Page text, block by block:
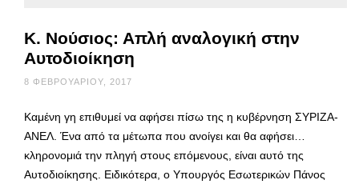
Κ. Νούσιος: Απλή αναλογική στην
Αυτοδιοίκηση
8 ΦΕΒΡΟΥΑΡΊΟΥ, 2017
Καμένη γη επιθυμεί να αφήσει πίσω της η κυβέρνηση ΣΥΡΙΖΑ-
ΑΝΕΛ. Ένα από τα μέτωπα που ανοίγει και θα αφήσει…
κληρονομιά την πληγή στους επόμενους, είναι αυτό της
Αυτοδιοίκησης. Ειδικότερα, ο Υπουργός Εσωτερικών Πάνος